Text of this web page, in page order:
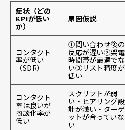
症状（どの
KPIが低い
か）
原因仮説
コンタクト
率が低い
（SDR）
①問い合わせ後の
反応が遅い②架電
時間帯が最適でな
い③リスト精度が
低い
コンタクト
率は良いが
商談化率が
低い
スクリプトが弱
い・ヒアリング設
計が浅い・ターゲ
ットが合っていな
い